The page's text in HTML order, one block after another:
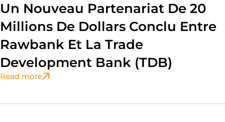
Un Nouveau Partenariat De 20
Millions De Dollars Conclu Entre
Rawbank Et La Trade
Development Bank (TDB)
Read more